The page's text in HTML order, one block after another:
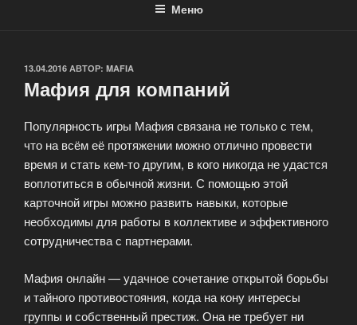
Меню
ОПУБЛИКОВАНО
13.04.2016 АВТОР: MAFIA
Мафия для компаний
Популярность игры Мафия связана не только с тем,
что на всём её протяжении можно отлично провести
время и стать кем-то другим, в кого никогда не удастся
воплотиться в обычной жизни. С помощью этой
карточной игры можно развить навыки, которые
необходимы для работы в коллективе и эффективного
сотрудничества с партнерами.
Мафия онлайн — удачное сочетание открытой борьбы
и тайного противостояния, когда на кону интересы
группы и собственный престиж. Она не требует ни